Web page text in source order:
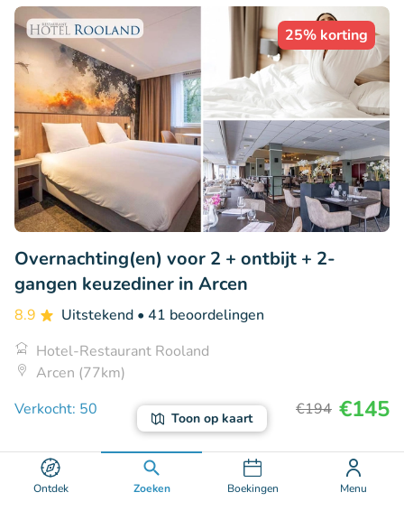
Ontdek Zoeken Boekingen Menu
Toon op kaart
25% korting
Overnachting(en) voor 2 + ontbijt + 2-
gangen keuzediner in Arcen
8.9 Uitstekend • 41 beoordelingen
Hotel-Restaurant Rooland
Arcen (77km)
Verkocht: 50
€194 €145
69% korting